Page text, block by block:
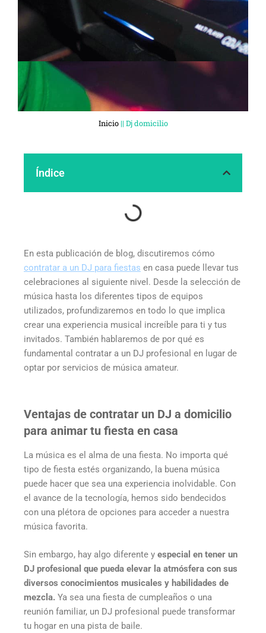
Inicio|| Dj domicilio
Índice
En esta publicación de blog, discutiremos cómo
contratar a un DJ para fiestas en casa puede llevar tus
celebraciones al siguiente nivel. Desde la selección de
música hasta los diferentes tipos de equipos
utilizados, profundizaremos en todo lo que implica
crear una experiencia musical increíble para ti y tus
invitados. También hablaremos de por qué es
fundamental contratar a un DJ profesional en lugar de
optar por servicios de música amateur.
Ventajas de contratar un DJ a domicilio
para animar tu fiesta en casa
La música es el alma de una fiesta. No importa qué
tipo de fiesta estés organizando, la buena música
puede hacer que sea una experiencia inolvidable. Con
el avance de la tecnología, hemos sido bendecidos
con una plétora de opciones para acceder a nuestra
música favorita.
Sin embargo, hay algo diferente y especial en tener un
DJ profesional que pueda elevar la atmósfera con sus
diversos conocimientos musicales y habilidades de
mezcla. Ya sea una fiesta de cumpleaños o una
reunión familiar, un DJ profesional puede transformar
tu hogar en una pista de baile.